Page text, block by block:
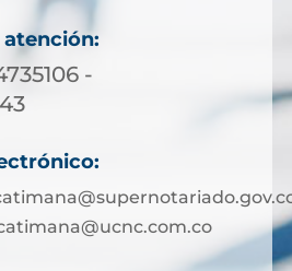
atención:
-